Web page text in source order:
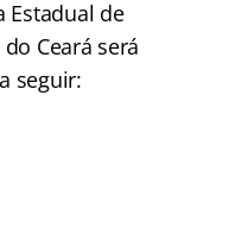
Estadual de
Ceará será
seguir: